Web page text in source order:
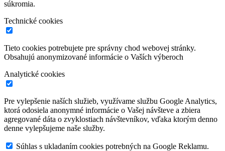
súkromia.
Technické cookies
Tieto cookies potrebujete pre správny chod webovej stránky.
Obsahujú anonymizované informácie o Vaších výberoch
Analytické cookies
Pre vylepšenie naších služieb, využívame službu Google Analytics,
ktorá odosiela anonymné informácie o Vašej návšteve a zbiera
agregované dáta o zvyklostiach návštevníkov, vďaka ktorým denno
denne vylepšujeme naše služby.
Súhlas s ukladaním cookies potrebných na Google Reklamu.